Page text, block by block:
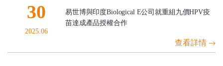
30
2025.06
易世博與印度Biological E公司就重組九價HPV疫
苗達成產品授權合作
查看詳情